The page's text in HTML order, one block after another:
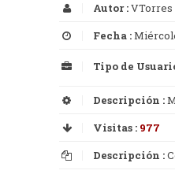
Autor :VTorres
Fecha :
Tipo de
Descripción :
Visitas : 977
Descripción :